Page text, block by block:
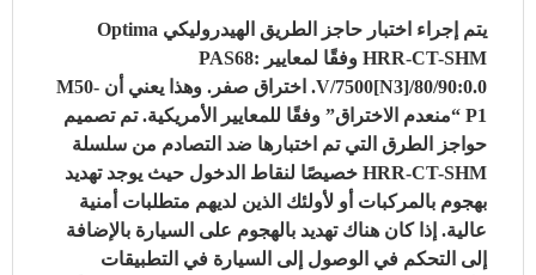
يتم إجراء اختبار حاجز الطريق الهيدروليكي Optima
HRR-CT-SHM وفقًا لمعايير PAS68:
V/7500[N3]/80/90:0.0.
اختراق صفر.
وهذا يعني أن M50-
P1 “منعدم الاختراق” وفقًا للمعايير الأمريكية.
تم تصميم
حواجز الطرق التي تم اختبارها ضد التصادم من سلسلة
HRR-CT-SHM خصيصًا لنقاط الدخول حيث يوجد تهديد
بهجوم بالمركبات أو لأولئك الذين لديهم متطلبات أمنية
عالية. إذا كان هناك تهديد بالهجوم على السيارة بالإضافة
إلى التحكم في الوصول إلى السيارة في التطبيقات